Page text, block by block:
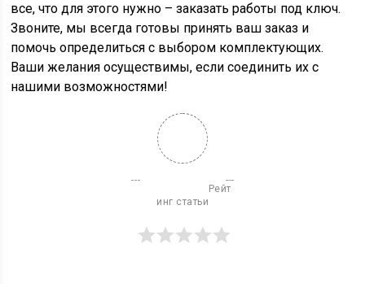
все, что для этого нужно – заказать работы под ключ.
Звоните, мы всегда готовы принять ваш заказ и
помочь определиться с выбором комплектующих.
Ваши желания осуществимы, если соединить их с
нашими возможностями!
инг статьи